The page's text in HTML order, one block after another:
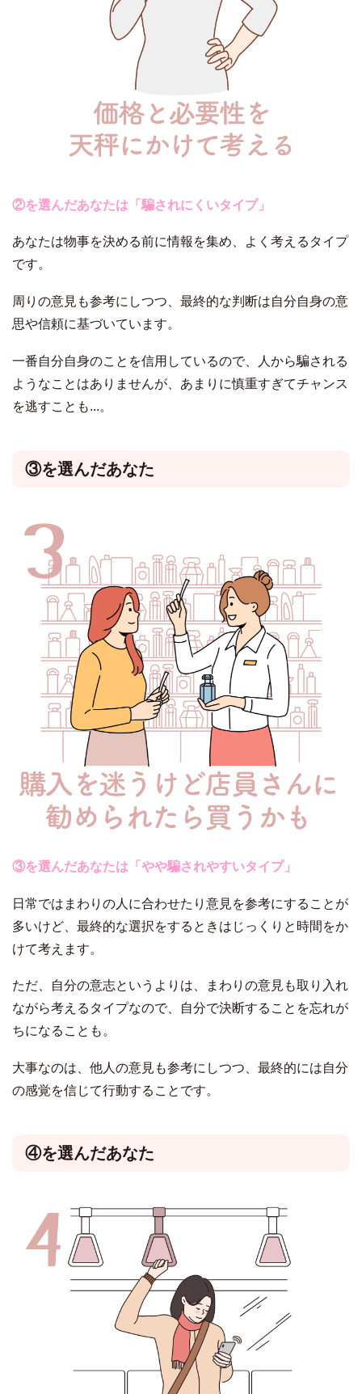
②を選んだあなたは「騙されにくいタイプ」
あなたは物事を決める前に情報を集め、よく考えるタイプ
です。
周りの意見も参考にしつつ、最終的な判断は自分自身の意
思や信頼に基づいています。
一番自分自身のことを信用しているので、人から騙される
ようなことはありませんが、あまりに慎重すぎてチャンス
を逃すことも...。
③を選んだあなた
③を選んだあなたは「やや騙されやすいタイプ」
日常ではまわりの人に合わせたり意見を参考にすることが
多いけど、最終的な選択をするときはじっくりと時間をか
けて考えます。
ただ、自分の意志というよりは、まわりの意見も取り入れ
ながら考えるタイプなので、自分で決断することを忘れが
ちになることも。
大事なのは、他人の意見も参考にしつつ、最終的には自分
の感覚を信じて行動することです。
④を選んだあなた